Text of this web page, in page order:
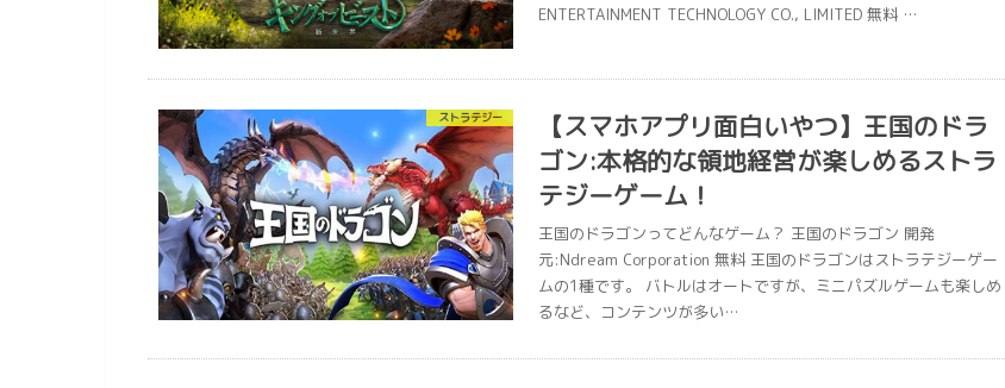
ENTERTAINMENT TECHNOLOGY CO., LIMITED 無料 …
ストラテジー
【スマホアプリ面白いやつ】王国のドラ
ゴン:本格的な領地経営が楽しめるストラ
テジーゲーム！
王国のドラゴンってどんなゲーム？ 王国のドラゴン 開発
元:Ndream Corporation 無料 王国のドラゴンはストラテジーゲー
ムの1種です。 バトルはオートですが、ミニパズルゲームも楽しめ
るなど、コンテンツが多い…